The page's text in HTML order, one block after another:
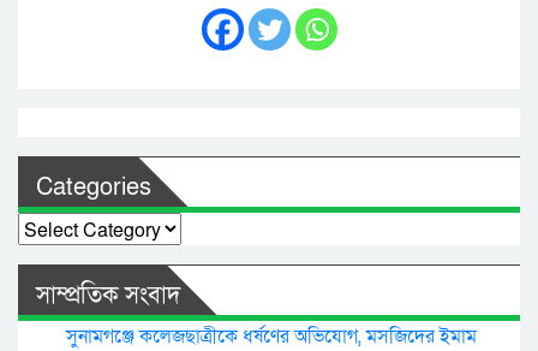
Categories
Categories
সাম্প্রতিক সংবাদ
সুনামগঞ্জে কলেজছাত্রীকে ধর্ষণের অভিযোগ, মসজিদের ইমাম